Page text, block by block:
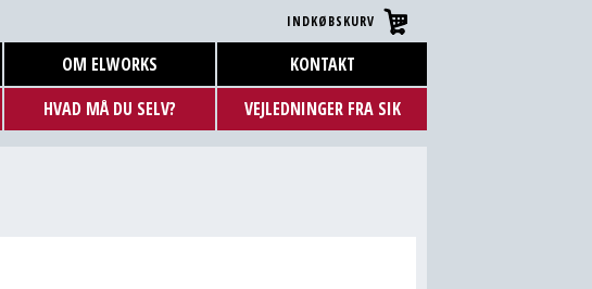
INDKØBSKURV
HVAD MÅ DU SELV? VEJLEDNINGER FRA SIK
OM ELWORKS KONTAKT